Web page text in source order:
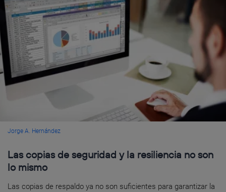
Jorge A. Hernández
Las copias de seguridad y la resiliencia no son
lo mismo
Las copias de respaldo ya no son suficientes para garantizar la